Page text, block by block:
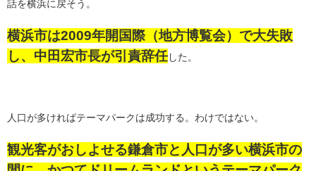
話を横浜に戻そう。
横浜市は2009年開国際（地方博覧会）で大失敗
し、中田宏市長が引責辞任した。
人口が多ければテーマパークは成功する。わけではない。
観光客がおしよせる鎌倉市と人口が多い横浜市の